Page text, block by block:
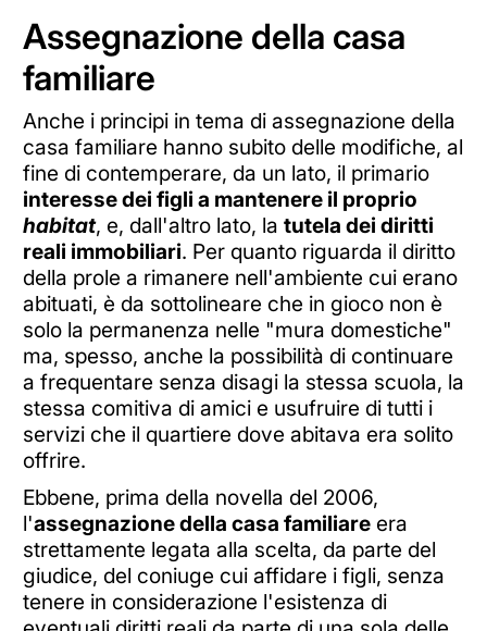
Assegnazione della casa
familiare
Anche i principi in tema di assegnazione della
casa familiare hanno subito delle modifiche, al
fine di contemperare, da un lato, il primario
interesse dei figli a mantenere il proprio
habitat, e, dall'altro lato, la tutela dei diritti
reali immobiliari. Per quanto riguarda il diritto
della prole a rimanere nell'ambiente cui erano
abituati, è da sottolineare che in gioco non è
solo la permanenza nelle "mura domestiche"
ma, spesso, anche la possibilità di continuare
a frequentare senza disagi la stessa scuola, la
stessa comitiva di amici e usufruire di tutti i
servizi che il quartiere dove abitava era solito
offrire.
Ebbene, prima della novella del 2006,
l'assegnazione della casa familiareera
strettamente legata alla scelta, da parte del
giudice, del coniuge cui affidare i figli, senza
tenere in considerazione l'esistenza di